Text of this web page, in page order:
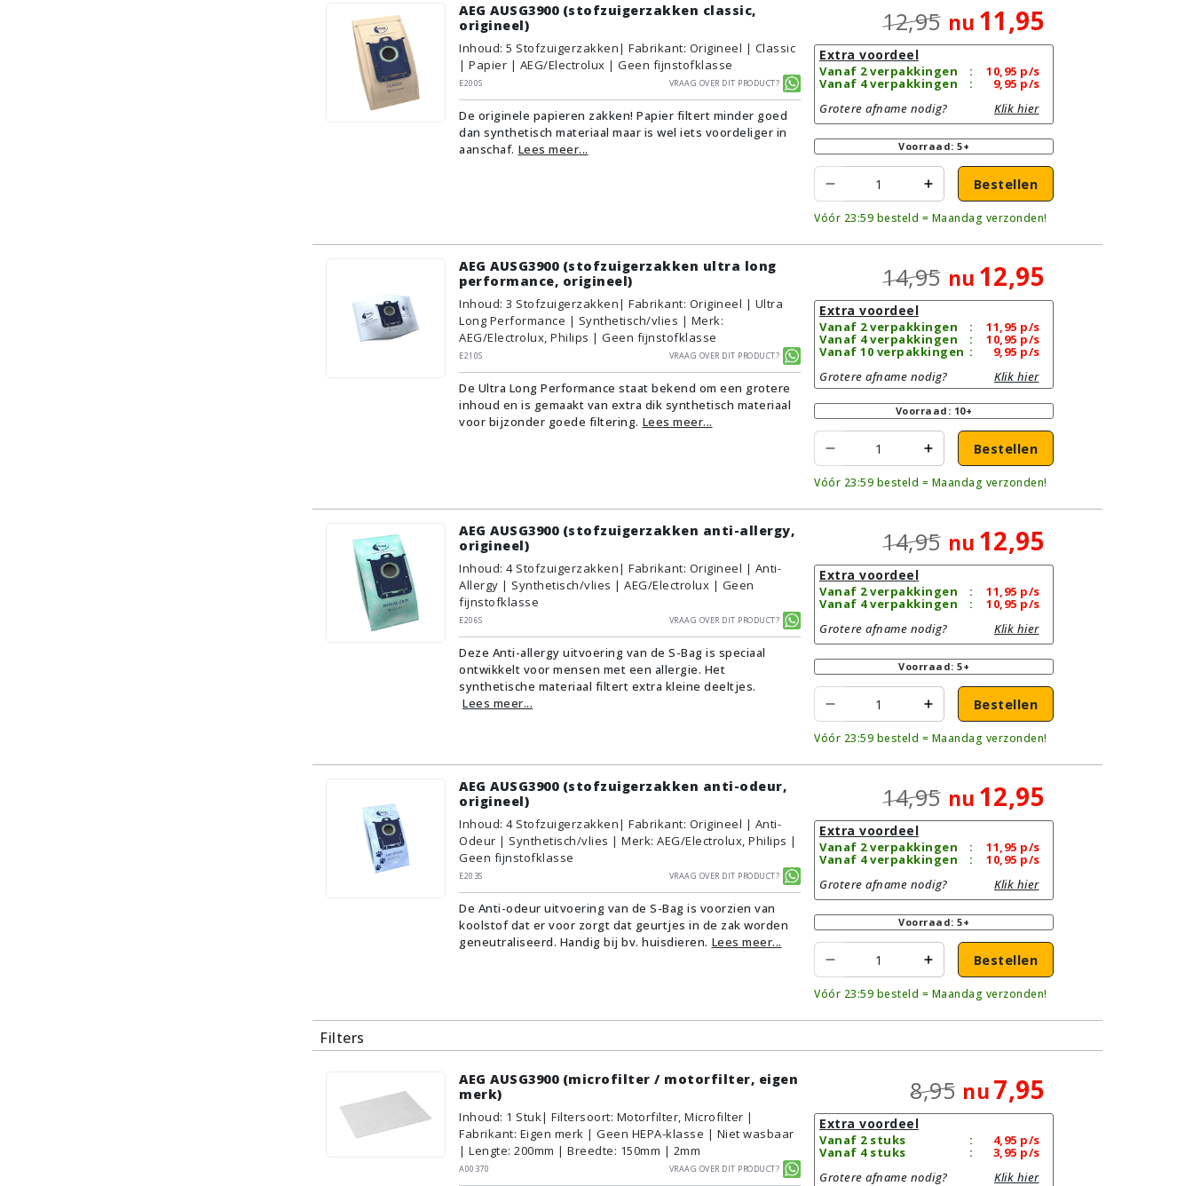
AEG AUSG3900 (stofzuigerzakken classic,
origineel)
Inhoud: 5 Stofzuigerzakken| Fabrikant: Origineel | Classic
| Papier | AEG/Electrolux | Geen fijnstofklasse
E200S
Vraag over dit product?
De originele papieren zakken! Papier filtert minder goed
dan synthetisch materiaal maar is wel iets voordeliger in
aanschaf. Lees meer...
12,95 nu 11,95
Extra voordeel
Vanaf 2 verpakkingen : 10,95 p/s
Vanaf 4 verpakkingen : 9,95 p/s
Grotere afname nodig?
Klik hier
Voorraad: 5+
Bestellen
Vóór 23:59 besteld = Maandag verzonden!
AEG AUSG3900 (stofzuigerzakken ultra long
performance, origineel)
Inhoud: 3 Stofzuigerzakken| Fabrikant: Origineel | Ultra
Long Performance | Synthetisch/vlies | Merk:
AEG/Electrolux, Philips | Geen fijnstofklasse
E210S
Vraag over dit product?
De Ultra Long Performance staat bekend om een grotere
inhoud en is gemaakt van extra dik synthetisch materiaal
voor bijzonder goede filtering. Lees meer...
14,95 nu 12,95
Extra voordeel
Vanaf 2 verpakkingen : 11,95 p/s
Vanaf 4 verpakkingen : 10,95 p/s
Vanaf 10 verpakkingen : 9,95 p/s
Grotere afname nodig?
Klik hier
Voorraad: 10+
Bestellen
Vóór 23:59 besteld = Maandag verzonden!
AEG AUSG3900 (stofzuigerzakken anti-allergy,
origineel)
Inhoud: 4 Stofzuigerzakken| Fabrikant: Origineel | Anti-
Allergy | Synthetisch/vlies | AEG/Electrolux | Geen
fijnstofklasse
E206S
Vraag over dit product?
Deze Anti-allergy uitvoering van de S-Bag is speciaal
ontwikkelt voor mensen met een allergie. Het
synthetische materiaal filtert extra kleine deeltjes.
Lees meer...
14,95 nu 12,95
Extra voordeel
Vanaf 2 verpakkingen : 11,95 p/s
Vanaf 4 verpakkingen : 10,95 p/s
Grotere afname nodig?
Klik hier
Voorraad: 5+
Bestellen
Vóór 23:59 besteld = Maandag verzonden!
AEG AUSG3900 (stofzuigerzakken anti-odeur,
origineel)
Inhoud: 4 Stofzuigerzakken| Fabrikant: Origineel | Anti-
Odeur | Synthetisch/vlies | Merk: AEG/Electrolux, Philips |
Geen fijnstofklasse
E203S
Vraag over dit product?
De Anti-odeur uitvoering van de S-Bag is voorzien van
koolstof dat er voor zorgt dat geurtjes in de zak worden
geneutraliseerd. Handig bij bv. huisdieren. Lees meer...
14,95 nu 12,95
Extra voordeel
Vanaf 2 verpakkingen : 11,95 p/s
Vanaf 4 verpakkingen : 10,95 p/s
Grotere afname nodig?
Klik hier
Voorraad: 5+
Bestellen
Vóór 23:59 besteld = Maandag verzonden!
Filters
AEG AUSG3900 (microfilter / motorfilter, eigen
merk)
Inhoud: 1 Stuk| Filtersoort: Motorfilter, Microfilter |
Fabrikant: Eigen merk | Geen HEPA-klasse | Niet wasbaar
| Lengte: 200mm | Breedte: 150mm | 2mm
A00370
Vraag over dit product?
8,95 nu7,95
Extra voordeel
Vanaf 2 stuks : 4,95 p/s
Vanaf 4 stuks : 3,95 p/s
Grotere afname nodig?
Klik hier